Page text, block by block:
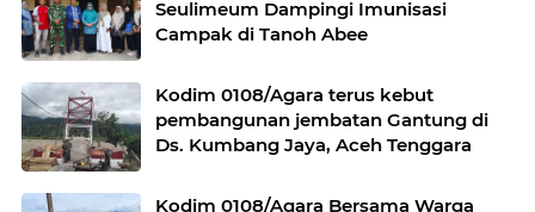
Seulimeum Dampingi Imunisasi
Campak di Tanoh Abee
Kodim 0108/Agara terus kebut
pembangunan jembatan Gantung di
Ds. Kumbang Jaya, Aceh Tenggara
Kodim 0108/Agara Bersama Warga